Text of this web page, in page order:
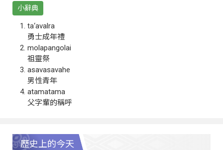
小辭典
ta‘avalra
勇士成年禮
molapangolai
祖靈祭
asavasavahe
男性青年
atamatama
父字輩的稱呼
歷史上的今天